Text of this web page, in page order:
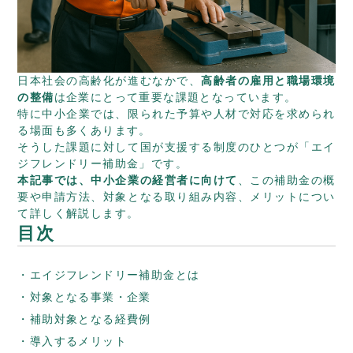
日本社会の高齢化が進むなかで、高齢者の雇用と職場環境
の整備は企業にとって重要な課題となっています。
特に中小企業では、限られた予算や人材で対応を求められ
る場面も多くあります。
そうした課題に対して国が支援する制度のひとつが「エイ
ジフレンドリー補助金」です。
本記事では、中小企業の経営者に向けて
、この補助金の概
要や申請方法、対象となる取り組み内容、メリットについ
て詳しく解説します。
目次
エイジフレンドリー補助金とは
対象となる事業・企業
補助対象となる経費例
導入するメリット